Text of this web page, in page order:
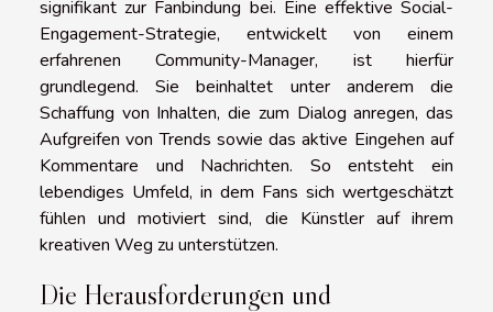
signifikant zur Fanbindung bei. Eine effektive Social-
Engagement-Strategie, entwickelt von einem
erfahrenen Community-Manager, ist hierfür
grundlegend. Sie beinhaltet unter anderem die
Schaffung von Inhalten, die zum Dialog anregen, das
Aufgreifen von Trends sowie das aktive Eingehen auf
Kommentare und Nachrichten. So entsteht ein
lebendiges Umfeld, in dem Fans sich wertgeschätzt
fühlen und motiviert sind, die Künstler auf ihrem
kreativen Weg zu unterstützen.
Die Herausforderungen und